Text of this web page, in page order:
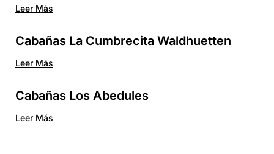
Leer Más
Cabañas La Cumbrecita Waldhuetten
Leer Más
Cabañas Los Abedules
Leer Más